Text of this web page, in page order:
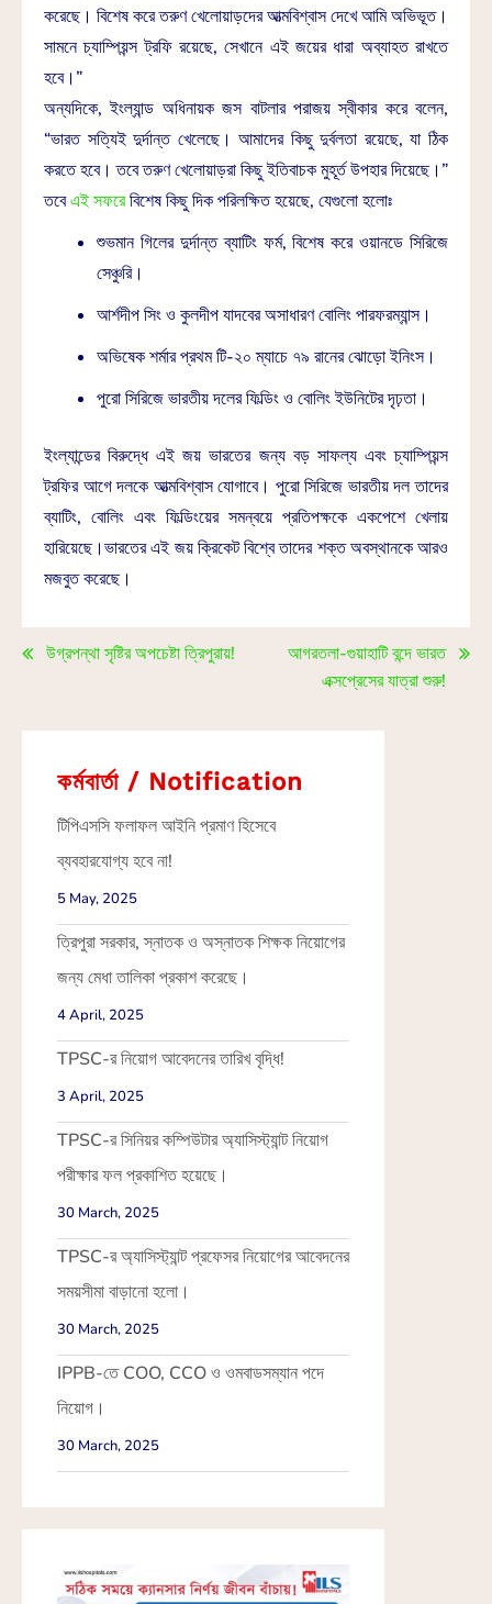
করেছে। বিশেষ করে তরুণ খেলোয়াড়দের আত্মবিশ্বাস দেখে আমি অভিভূত।
সামনে চ্যাম্পিয়ন্স ট্রফি রয়েছে, সেখানে এই জয়ের ধারা অব্যাহত রাখতে
হবে।”
অন্যদিকে, ইংল্যান্ড অধিনায়ক জস বাটলার পরাজয় স্বীকার করে বলেন,
“ভারত সত্যিই দুর্দান্ত খেলেছে। আমাদের কিছু দুর্বলতা রয়েছে, যা ঠিক
করতে হবে। তবে তরুণ খেলোয়াড়রা কিছু ইতিবাচক মুহূর্ত উপহার দিয়েছে।”
তবেএই সফরেবিশেষ কিছু দিক পরিলক্ষিত হয়েছে, যেগুলো হলোঃ
শুভমান গিলের দুর্দান্ত ব্যাটিং ফর্ম, বিশেষ করে ওয়ানডে সিরিজে
সেঞ্চুরি।
আর্শদীপ সিং ও কুলদীপ যাদবের অসাধারণ বোলিং পারফরম্যান্স।
অভিষেক শর্মার প্রথম টি-২০ ম্যাচে ৭৯ রানের ঝোড়ো ইনিংস।
পুরো সিরিজে ভারতীয় দলের ফিল্ডিং ও বোলিং ইউনিটের দৃঢ়তা।
ইংল্যান্ডের বিরুদ্ধে এই জয় ভারতের জন্য বড় সাফল্য এবং চ্যাম্পিয়ন্স
ট্রফির আগে দলকে আত্মবিশ্বাস যোগাবে। পুরো সিরিজে ভারতীয় দল তাদের
ব্যাটিং, বোলিং এবং ফিল্ডিংয়ের সমন্বয়ে প্রতিপক্ষকে একপেশে খেলায়
হারিয়েছে।ভারতের এই জয় ক্রিকেট বিশ্বে তাদের শক্ত অবস্থানকে আরও
মজবুত করেছে।
উগ্রপন্থা সৃষ্টির অপচেষ্টা ত্রিপুরায়!
আগরতলা-গুয়াহাটি বন্দে ভারত
এক্সপ্রেসের যাত্রা শুরু!
কর্মবার্তা / Notification
টিপিএসসি ফলাফল আইনি প্রমাণ হিসেবে
ব্যবহারযোগ্য হবে না!
5 May, 2025
ত্রিপুরা সরকার, স্নাতক ও অস্নাতক শিক্ষক নিয়োগের
জন্য মেধা তালিকা প্রকাশ করেছে।
4 April, 2025
TPSC-র নিয়োগ আবেদনের তারিখ বৃদ্ধি!
3 April, 2025
TPSC-র সিনিয়র কম্পিউটার অ্যাসিস্ট্যান্ট নিয়োগ
পরীক্ষার ফল প্রকাশিত হয়েছে।
30 March, 2025
TPSC-র অ্যাসিস্ট্যান্ট প্রফেসর নিয়োগের আবেদনের
সময়সীমা বাড়ানো হলো।
30 March, 2025
IPPB-তে COO, CCO ও ওমবাডসম্যান পদে
নিয়োগ।
30 March, 2025